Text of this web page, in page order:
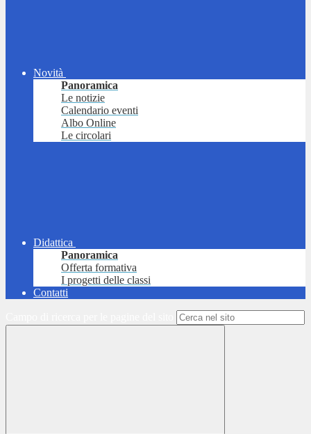
Novità
Panoramica
Le notizie
Calendario eventi
Albo Online
Le circolari
Didattica
Panoramica
Offerta formativa
I progetti delle classi
Contatti